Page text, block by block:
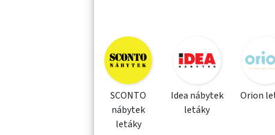
SCONTO
nábytek
letáky
Idea nábytek
letáky
Orion